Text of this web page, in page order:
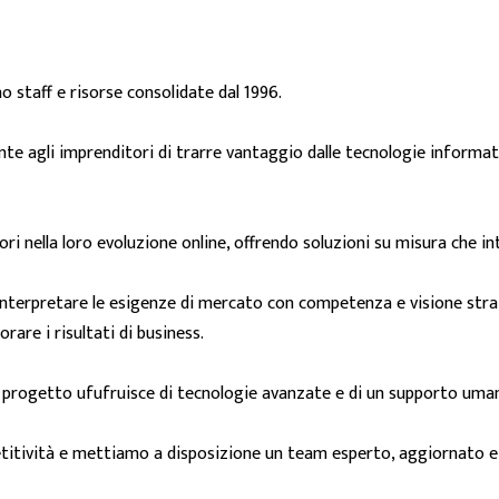
staff e risorse consolidate dal 1996.
agli imprenditori di trarre vantaggio dalle tecnologie
nella loro evoluzione online, offrendo soluzioni su misura
le esigenze di mercato con competenza e visione
i risultati di business.
ufufruisce di tecnologie avanzate e di un supporto
e mettiamo a disposizione un team esperto, aggiornato